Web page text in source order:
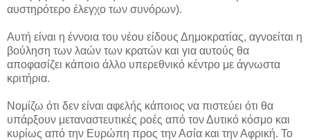
αυστηρότερο έλεγχο των συνόρων).
Αυτή είναι η έννοια του νέου είδους Δημοκρατίας, αγνοείται η
βούληση των λαών των κρατών και για αυτούς θα
αποφασίζει κάποιο άλλο υπερεθνικό κέντρο με άγνωστα
κριτήρια.
Νομίζω ότι δεν είναι αφελής κάποιος να πιστεύει ότι θα
υπάρξουν μεταναστευτικές ροές από τον Δυτικό κόσμο και
κυρίως από την Ευρώπη προς την Ασία και την Αφρική. Το